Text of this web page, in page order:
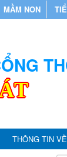
MẦM NON
THÔNG TIN